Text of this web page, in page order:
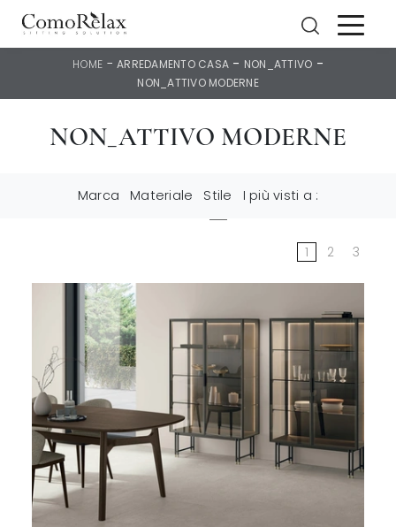
HOME - ARREDAMENTO CASA - NON_ATTIVO -
NON_ATTIVO MODERNE
NON_ATTIVO MODERNE
Marca Materiale Stile I più visti a :
1 2 3